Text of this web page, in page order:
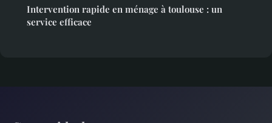
Intervention rapide en ménage à toulouse : un
service efficace